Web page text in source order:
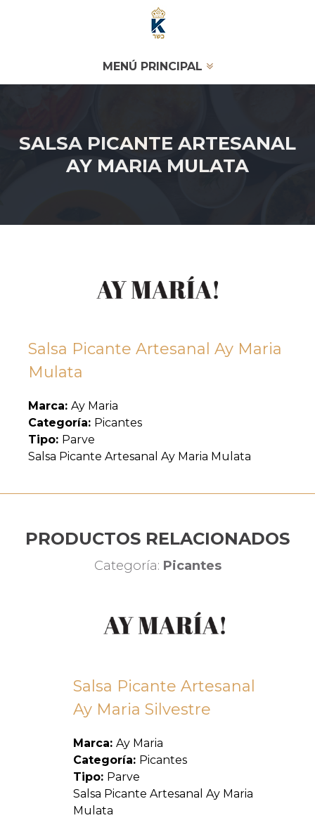
MENÚ PRINCIPAL
SALSA PICANTE ARTESANAL
AY MARIA MULATA
Salsa Picante Artesanal Ay Maria
Mulata
Marca: Ay Maria
Categoría: Picantes
Tipo: Parve
Salsa Picante Artesanal Ay Maria Mulata
PRODUCTOS RELACIONADOS
Categoría: Picantes
Salsa Picante Artesanal
Ay Maria Silvestre
Marca: Ay Maria
Categoría: Picantes
Tipo: Parve
Salsa Picante Artesanal Ay Maria
Mulata